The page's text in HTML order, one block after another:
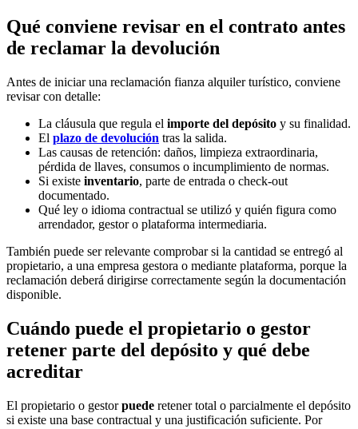
Qué conviene revisar en el contrato antes
de reclamar la devolución
Antes de iniciar una reclamación fianza alquiler turístico, conviene
revisar con detalle:
La cláusula que regula el importe del depósito y su finalidad.
El plazo de devolución tras la salida.
Las causas de retención: daños, limpieza extraordinaria,
pérdida de llaves, consumos o incumplimiento de normas.
Si existe inventario, parte de entrada o check-out
documentado.
Qué ley o idioma contractual se utilizó y quién figura como
arrendador, gestor o plataforma intermediaria.
También puede ser relevante comprobar si la cantidad se entregó al
propietario, a una empresa gestora o mediante plataforma, porque la
reclamación deberá dirigirse correctamente según la documentación
disponible.
Cuándo puede el propietario o gestor
retener parte del depósito y qué debe
acreditar
El propietario o gestorpuede retener total o parcialmente el depósito
si existe una base contractual y una justificación suficiente. Por